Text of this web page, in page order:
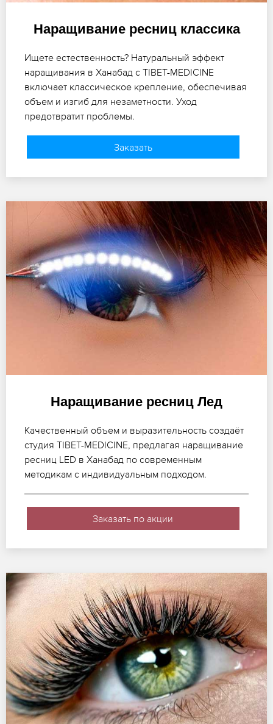
Наращивание ресниц классика
Ищете естественность? Натуральный эффект
наращивания в Ханабад с TIBET-MEDICINE
включает классическое крепление, обеспечивая
объем и изгиб для незаметности. Уход
предотвратит проблемы.
Заказать
Наращивание ресниц Лед
Качественный объем и выразительность создаёт
студия TIBET-MEDICINE, предлагая наращивание
ресниц LED в Ханабад по современным
методикам с индивидуальным подходом.
Заказать по акции